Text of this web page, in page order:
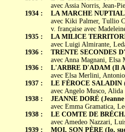
1934 :
1935 :
1936 :
1936 :
1937 :
1938 :
1938 :
1939 :
avec Assia Norris, Jean-
LA MARCHE
avec Kiki Palmer, Tullio
v. française avec
LA MILICE
avec Luigi Almirante,
TRENTE SECONDES
avec Anna Magnani,
L'ARBRE D'ADAM (Il
avec Elsa Merlini,
LE FÉROCE SALADIN
avec Angelo Musco,
JEANNE DORÉ
avec Emma Gramatica,
LE COMTE DE
avec Amedeo Nazzari,
MOI, SON PÈRE (Io,